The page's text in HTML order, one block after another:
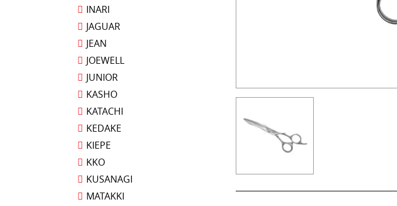
INARI
JAGUAR
JEAN
JOEWELL
JUNIOR
KASHO
KATACHI
KEDAKE
KIEPE
KKO
KUSANAGI
MATAKKI